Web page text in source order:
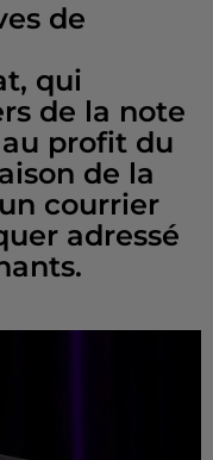
de
qui
de la note
profit du
de la
courrier
adressé